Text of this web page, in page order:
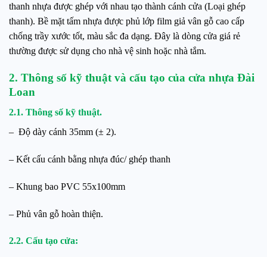
thanh nhựa được ghép với nhau tạo thành cánh cửa (Loại ghép
thanh). Bề mặt tấm nhựa được phủ lớp film giả vân gỗ cao cấp
chống trầy xước tốt, màu sắc đa dạng. Đây là dòng cửa giá rẻ
thường được sử dụng cho nhà vệ sinh hoặc nhà tắm.
2. Thông số kỹ thuật và cấu tạo của cửa nhựa Đài
Loan
2.1. Thông số kỹ thuật.
– Độ dày cánh 35mm (± 2).
– Kết cấu cánh bằng nhựa đúc/ ghép thanh
– Khung bao PVC 55x100mm
– Phủ vân gỗ hoàn thiện.
2.2. Cấu tạo cửa: